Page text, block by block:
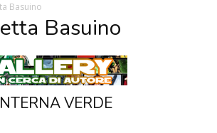
Basuino
Basuino
VERDE